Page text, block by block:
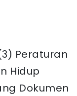
Peraturan
Hidup
Dokumen